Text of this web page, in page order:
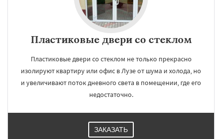
Пластиковые двери со стеклом
Пластиковые двери со стеклом не только прекрасно
изолируют квартиру или офис в Лузе от шума и холода, но
и увеличивают поток дневного света в помещении, где его
недостаточно.
ЗАКАЗАТЬ